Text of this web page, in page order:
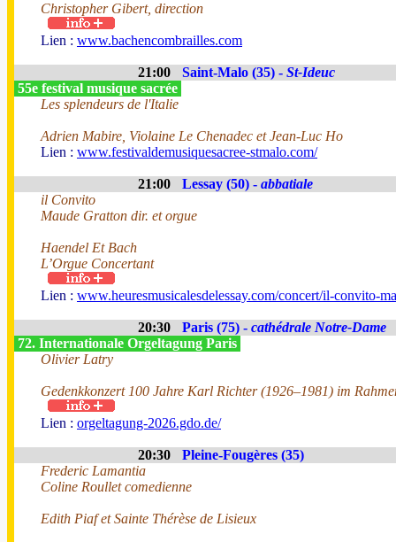
Christopher Gibert, direction
Lien : www.bachencombrailles.com
21:00 Saint-Malo (35) - St-Ideuc
55e festival musique sacrée
Les splendeurs de l'Italie
Adrien Mabire, Violaine Le Chenadec et Jean-Luc Ho
Lien : www.festivaldemusiquesacree-stmalo.com/
21:00 Lessay (50) - abbatiale
il Convito
Maude Gratton dir. et orgue
Haendel Et Bach
L’Orgue Concertant
Lien : www.heuresmusicalesdelessay.com/concert/il-convito-
20:30 Paris (75) - cathédrale Notre-Dame
72. Internationale Orgeltagung Paris
Olivier Latry
Gedenkkonzert 100 Jahre Karl Richter (1926–1981) im
Lien : orgeltagung-2026.gdo.de/
20:30
Pleine-Fougères (35)
Frederic Lamantia
Coline Roullet comedienne
Edith Piaf et Sainte Thérèse de Lisieux